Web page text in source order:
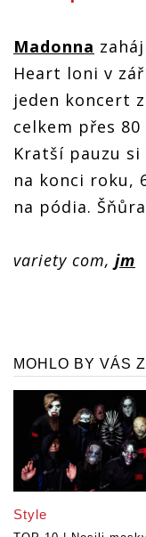
Madonna
Heart loni v
jeden koncert
celkem přes
Kratší pauzu si
na konci roku,
na pódia.
variety com, jm
MOHLO BY VÁS
Style